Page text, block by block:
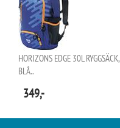
HORIZONS EDGE 30L RYGGSÄCK,
BLÅ..
349,-